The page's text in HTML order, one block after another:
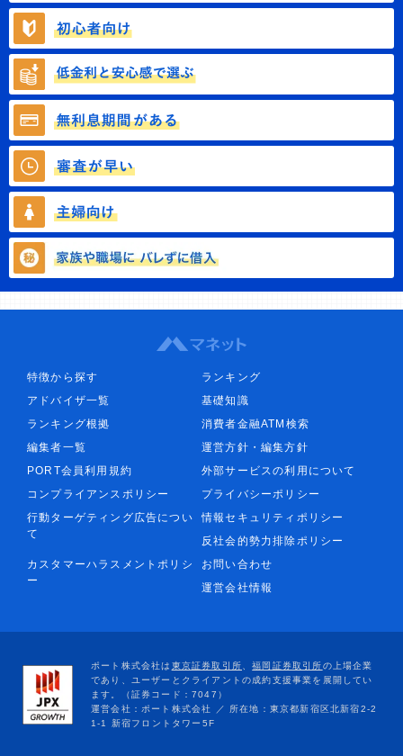
特徴から探す
ランキング
アドバイザ一覧
基礎知識
ランキング根拠
消費者金融ATM検索
編集者一覧
運営方針・編集方針
PORT会員利用規約
外部サービスの利用について
コンプライアンスポリシー
プライバシーポリシー
行動ターゲティング広告につい
て
情報セキュリティポリシー
反社会的勢力排除ポリシー
カスタマーハラスメントポリシ
ー
お問い合わせ
運営会社情報